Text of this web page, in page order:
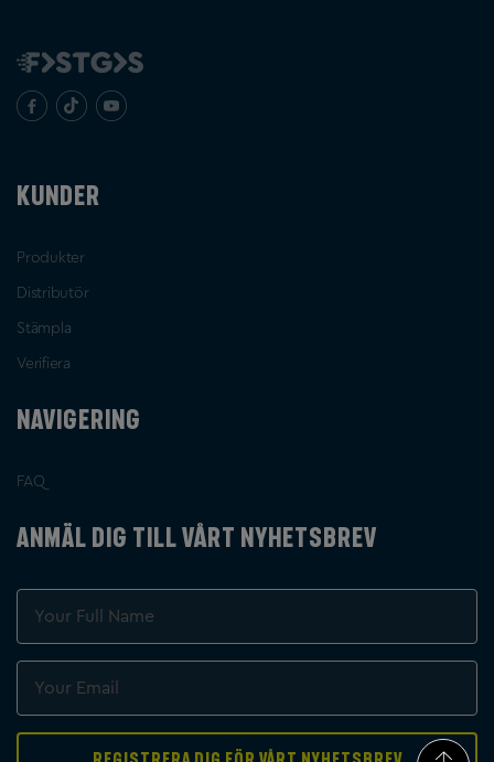
KUNDER
Produkter
Distributör
Stämpla
Verifiera
NAVIGERING
FAQ
ANMÄL DIG TILL VÅRT NYHETSBREV